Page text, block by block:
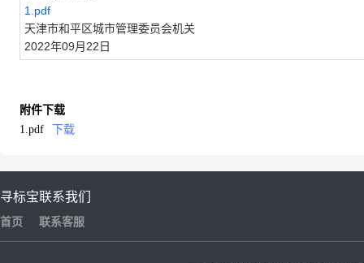
1.pdf
天津市和平区城市管理委员会机关
2022年09月22日
附件下载
1.pdf
下载
寻标宝
首页
联系我们
联系客服